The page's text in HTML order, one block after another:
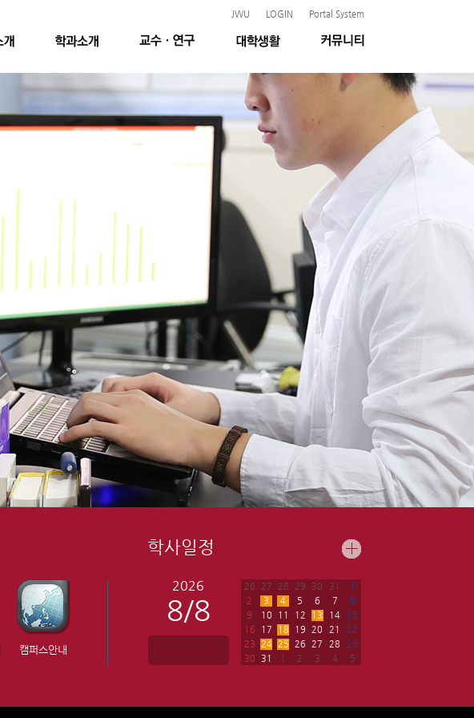
JWU LOGIN Portal System
캠퍼스안내
학사일정
2026
8/8
26 27 28 29 30 31
1
2
3 4 5 6 7
8
9
10 11 12 13 14
15
16
17 18 19 20 21
22
23
24 25 26 27 28
29
30
31 1 2 3 4 5